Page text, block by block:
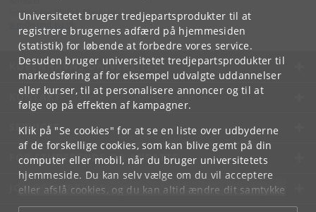
Universitetet bruger tredjepartsprodukter til at
registrere brugernes adfærd på hjemmesiden
(statistik) for løbende at forbedre vores service.
Desuden bruger universitetet tredjepartsprodukter til
markedsføring af for eksempel udvalgte uddannelser
eller kurser, til at personalisere annoncer og til at
følge op på effekten af kampagner.
Klik på "Se cookies" for at se en liste over udbyderne
af de forskellige cookies, som kan blive gemt på din
computer eller mobil, når du bruger universitetets
hjemmeside. Du kan selv vælge om du vil acceptere
eller afslå cookies, og du kan altid ændre dit samtykke
underCookie- og privatlivspolitiksom du finder i
Institut for Klinisk Medicin
KØBENHAVNS UNIVERSITET
KONTAKT
SERVICES
FOR STUDERENDE OG ANSATTE
JOB OG KARRIERE